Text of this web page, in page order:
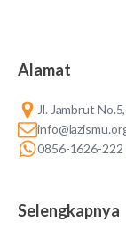
Alamat
Jl. Jambrut
0856-1626-222
Selengkapnya